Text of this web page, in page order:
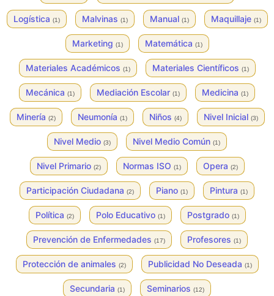
Logística (1) Malvinas (1) Manual (1) Maquillaje (1)
Marketing (1) Matemática (1)
Materiales Académicos (1) Materiales Científicos (1)
Mecánica (1) Mediación Escolar (1) Medicina (1)
Minería (2) Neumonía (1) Niños (4) Nivel Inicial (3)
Nivel Medio (3) Nivel Medio Común (1)
Nivel Primario (2) Normas ISO (1) Opera (2)
Participación Ciudadana (2) Piano (1) Pintura (1)
Política (2) Polo Educativo (1) Postgrado (1)
Prevención de Enfermedades (17) Profesores (1)
Protección de animales (2) Publicidad No Deseada (1)
Secundaria (1) Seminarios (12)